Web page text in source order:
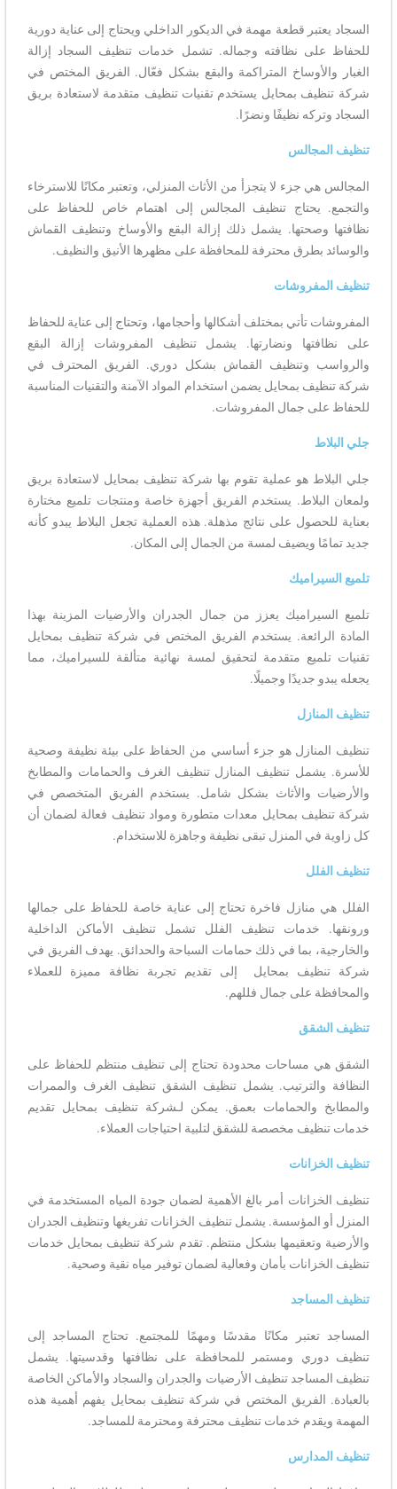
السجاد يعتبر قطعة مهمة في الديكور الداخلي ويحتاج إلى عناية دورية
للحفاظ على نظافته وجماله. تشمل خدمات تنظيف السجاد إزالة
الغبار والأوساخ المتراكمة والبقع بشكل فعّال. الفريق المختص في
شركة تنظيف بمحايل يستخدم تقنيات تنظيف متقدمة لاستعادة بريق
السجاد وتركه نظيفًا ونضرًا.
تنظيف المجالس
المجالس هي جزء لا يتجزأ من الأثاث المنزلي، وتعتبر مكانًا للاسترخاء
والتجمع. يحتاج تنظيف المجالس إلى اهتمام خاص للحفاظ على
نظافتها وصحتها. يشمل ذلك إزالة البقع والأوساخ وتنظيف القماش
والوسائد بطرق محترفة للمحافظة على مظهرها الأنيق والنظيف.
تنظيف المفروشات
المفروشات تأتي بمختلف أشكالها وأحجامها، وتحتاج إلى عناية للحفاظ
على نظافتها ونضارتها. يشمل تنظيف المفروشات إزالة البقع
والرواسب وتنظيف القماش بشكل دوري. الفريق المحترف في
شركة تنظيف بمحايل يضمن استخدام المواد الآمنة والتقنيات المناسبة
للحفاظ على جمال المفروشات.
جلي البلاط
جلي البلاط هو عملية تقوم بها شركة تنظيف بمحايل لاستعادة بريق
ولمعان البلاط. يستخدم الفريق أجهزة خاصة ومنتجات تلميع مختارة
بعناية للحصول على نتائج مذهلة. هذه العملية تجعل البلاط يبدو كأنه
جديد تمامًا ويضيف لمسة من الجمال إلى المكان.
تلميع السيراميك
تلميع السيراميك يعزز من جمال الجدران والأرضيات المزينة بهذا
المادة الرائعة. يستخدم الفريق المختص في شركة تنظيف بمحايل
تقنيات تلميع متقدمة لتحقيق لمسة نهائية متألقة للسيراميك، مما
يجعله يبدو جديدًا وجميلًا.
تنظيف المنازل
تنظيف المنازل هو جزء أساسي من الحفاظ على بيئة نظيفة وصحية
للأسرة. يشمل تنظيف المنازل تنظيف الغرف والحمامات والمطابخ
والأرضيات والأثاث بشكل شامل. يستخدم الفريق المتخصص في
شركة تنظيف بمحايل معدات متطورة ومواد تنظيف فعالة لضمان أن
كل زاوية في المنزل تبقى نظيفة وجاهزة للاستخدام.
تنظيف الفلل
الفلل هي منازل فاخرة تحتاج إلى عناية خاصة للحفاظ على جمالها
ورونقها. خدمات تنظيف الفلل تشمل تنظيف الأماكن الداخلية
والخارجية، بما في ذلك حمامات السباحة والحدائق. يهدف الفريق في
شركة تنظيف بمحايل إلى تقديم تجربة نظافة مميزة للعملاء
والمحافظة على جمال فللهم.
تنظيف الشقق
الشقق هي مساحات محدودة تحتاج إلى تنظيف منتظم للحفاظ على
النظافة والترتيب. يشمل تنظيف الشقق تنظيف الغرف والممرات
والمطابخ والحمامات بعمق. يمكن لـشركة تنظيف بمحايل تقديم
خدمات تنظيف مخصصة للشقق لتلبية احتياجات العملاء.
تنظيف الخزانات
تنظيف الخزانات أمر بالغ الأهمية لضمان جودة المياه المستخدمة في
المنزل أو المؤسسة. يشمل تنظيف الخزانات تفريغها وتنظيف الجدران
والأرضية وتعقيمها بشكل منتظم. تقدم شركة تنظيف بمحايل خدمات
تنظيف الخزانات بأمان وفعالية لضمان توفير مياه نقية وصحية.
تنظيف المساجد
المساجد تعتبر مكانًا مقدسًا ومهمًا للمجتمع. تحتاج المساجد إلى
تنظيف دوري ومستمر للمحافظة على نظافتها وقدسيتها. يشمل
تنظيف المساجد تنظيف الأرضيات والجدران والسجاد والأماكن الخاصة
بالعبادة. الفريق المختص في شركة تنظيف بمحايل يفهم أهمية هذه
المهمة ويقدم خدمات تنظيف محترفة ومحترمة للمساجد.
تنظيف المدارس